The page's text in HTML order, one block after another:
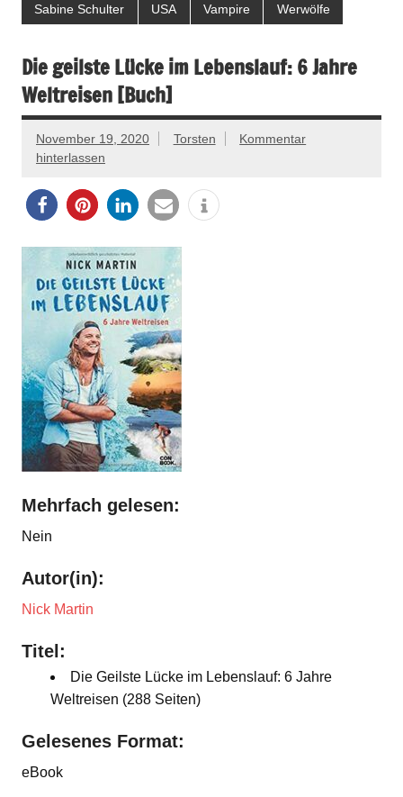
Sabine Schulter USA Vampire Werwölfe
Die geilste Lücke im Lebenslauf: 6 Jahre
Weltreisen [Buch]
November 19, 2020 Torsten
Kommentar
hinterlassen
Mehrfach gelesen:
Nein
Autor(in):
Nick Martin
Titel:
Die Geilste Lücke im Lebenslauf: 6 Jahre
Weltreisen (288 Seiten)
Gelesenes Format:
eBook